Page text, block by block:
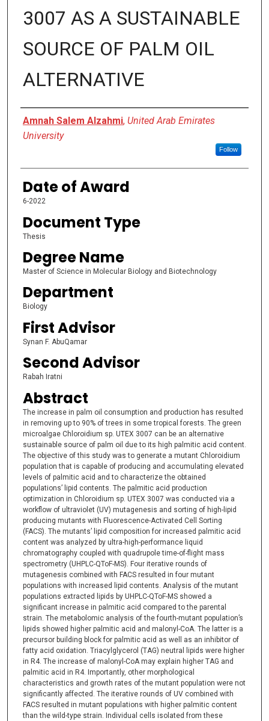
3007 AS A SUSTAINABLE
SOURCE OF PALM OIL
ALTERNATIVE
Author
Amnah Salem Alzahmi, United Arab Emirates
University
Follow
Date of Award
6-2022
Document Type
Thesis
Degree Name
Master of Science in Molecular Biology and Biotechnology
Department
Biology
First Advisor
Synan F. AbuQamar
Second Advisor
Rabah Iratni
Abstract
The increase in palm oil consumption and production has resulted
in removing up to 90% of trees in some tropical forests. The green
microalgae Chloroidium sp. UTEX 3007 can be an alternative
sustainable source of palm oil due to its high palmitic acid content.
The objective of this study was to generate a mutant Chloroidium
population that is capable of producing and accumulating elevated
levels of palmitic acid and to characterize the obtained
populations’ lipid contents. The palmitic acid production
optimization in Chloroidium sp. UTEX 3007 was conducted via a
workflow of ultraviolet (UV) mutagenesis and sorting of high-lipid
producing mutants with Fluorescence-Activated Cell Sorting
(FACS). The mutants’ lipid composition for increased palmitic acid
content was analyzed by ultra-high-performance liquid
chromatography coupled with quadrupole time-of-flight mass
spectrometry (UHPLC-QToF-MS). Four iterative rounds of
mutagenesis combined with FACS resulted in four mutant
populations with increased lipid contents. Analysis of the mutant
populations extracted lipids by UHPLC-QToF-MS showed a
significant increase in palmitic acid compared to the parental
strain. The metabolomic analysis of the fourth-mutant population’s
lipids showed higher palmitic acid and malonyl-CoA. The latter is a
precursor building block for palmitic acid as well as an inhibitor of
fatty acid oxidation. Triacylglycerol (TAG) neutral lipids were higher
in R4. The increase of malonyl-CoA may explain higher TAG and
palmitic acid in R4. Importantly, other morphological
characteristics and growth rates of the mutant population were not
significantly affected. The iterative rounds of UV combined with
FACS resulted in mutant populations with higher palmitic content
than the wild-type strain. Individual cells isolated from these